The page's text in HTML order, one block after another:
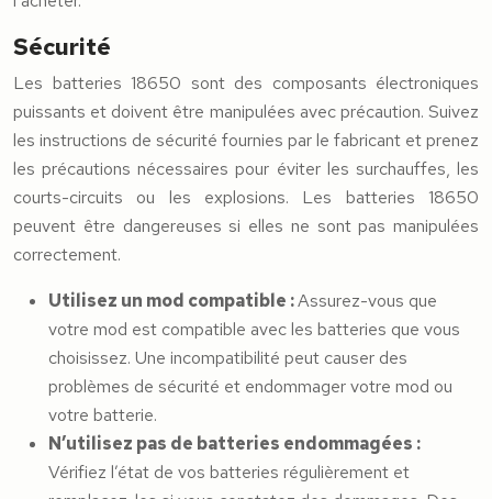
Sécurité
Les batteries 18650 sont des composants électroniques
puissants et doivent être manipulées avec précaution. Suivez
les instructions de sécurité fournies par le fabricant et prenez
les précautions nécessaires pour éviter les surchauffes, les
courts-circuits ou les explosions. Les batteries 18650
peuvent être dangereuses si elles ne sont pas manipulées
correctement.
Utilisez un mod compatible :Assurez-vous que
votre mod est compatible avec les batteries que vous
choisissez. Une incompatibilité peut causer des
problèmes de sécurité et endommager votre mod ou
votre batterie.
N’utilisez pas de batteries endommagées :
Vérifiez l’état de vos batteries régulièrement et